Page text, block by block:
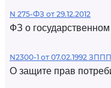
N 275-ФЗ от 29.12.2012
ФЗ о
N2300-1 от 07.02.1992 ЗППП
О защите прав